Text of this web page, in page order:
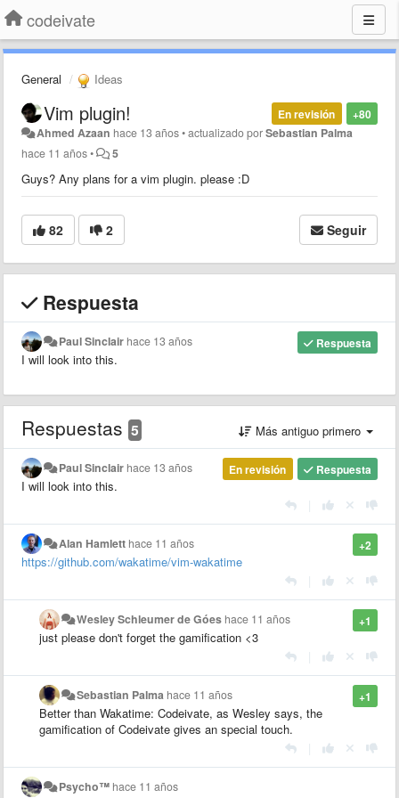
codeivate
General Ideas
+80
En revisión
Vim plugin!
Ahmed Azaan hace 13 años•actualizado porSebastian Palma
hace 11 años• 5
Guys? Any plans for a vim plugin. please :D
82 2 Seguir
Respuesta
Respuesta
Paul Sinclair hace 13 años
I will look into this.
Respuestas 5 Más antiguo primero
Respuesta
En revisión
Paul Sinclair hace 13 años
I will look into this.
+2
Alan Hamlett hace 11 años
https://github.com/wakatime/vim-wakatime
+1
Wesley Schleumer de Góes hace 11 años
just please don't forget the gamification <3
+1
Sebastian Palma hace 11 años
Better than Wakatime: Codeivate, as Wesley says, the
gamification of Codeivate gives an special touch.
Psycho™ hace 11 años